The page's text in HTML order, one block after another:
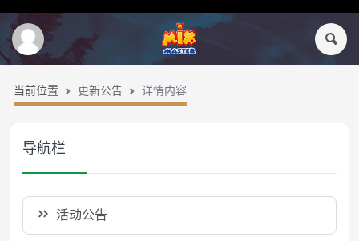
当前位置 更新公告 详情内容
导航栏
活动公告